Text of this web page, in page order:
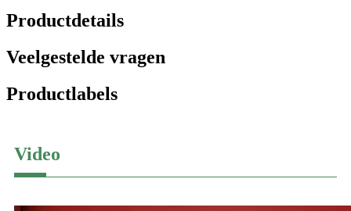
Productdetails
Veelgestelde vragen
Productlabels
Video